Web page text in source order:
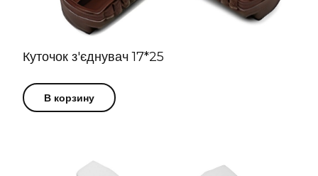
Куточок з'єднувач 17*25
В корзину